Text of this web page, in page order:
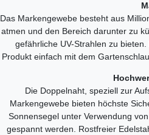
Das Markengewebe besteht aus
atmen und den Bereich darunter zu
gefährliche UV-Strahlen zu
Produkt einfach mit dem
Die Doppelnaht, speziell zur
Markengewebe bieten höchste
Sonnensegel unter Verwendung
gespannt werden. Rostfreier